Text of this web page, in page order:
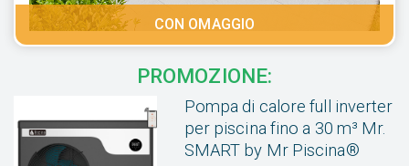
CON OMAGGIO
PROMOZIONE:
Pompa di calore full inverter
per piscina fino a 30 m³ Mr.
SMART by Mr Piscina®